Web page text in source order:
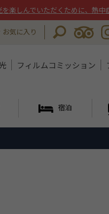
楽しんでいただくために、熱中
お気に入り
フィルムコミッション
宿泊